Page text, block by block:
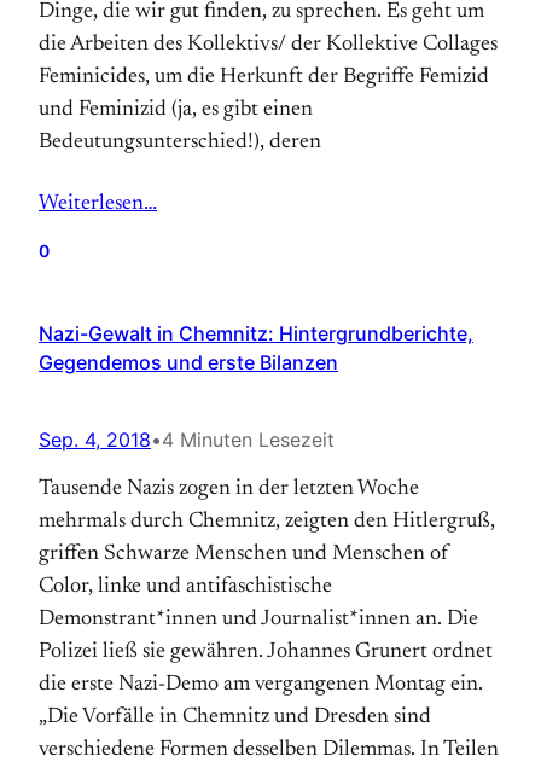
Dinge, die wir gut finden, zu sprechen. Es geht um
die Arbeiten des Kollektivs/ der Kollektive Collages
Feminicides, um die Herkunft der Begriffe Femizid
und Feminizid (ja, es gibt einen
Bedeutungsunterschied!), deren
Weiterlesen…
0
Nazi-Gewalt in Chemnitz: Hintergrundberichte,
Gegendemos und erste Bilanzen
Sep. 4, 2018•4 Minuten Lesezeit
Tausende Nazis zogen in der letzten Woche
mehrmals durch Chemnitz, zeigten den Hitlergruß,
griffen Schwarze Menschen und Menschen of
Color, linke und antifaschistische
Demonstrant*innen und Journalist*innen an. Die
Polizei ließ sie gewähren. Johannes Grunert ordnet
die erste Nazi-Demo am vergangenen Montag ein.
„Die Vorfälle in Chemnitz und Dresden sind
verschiedene Formen desselben Dilemmas. In Teilen